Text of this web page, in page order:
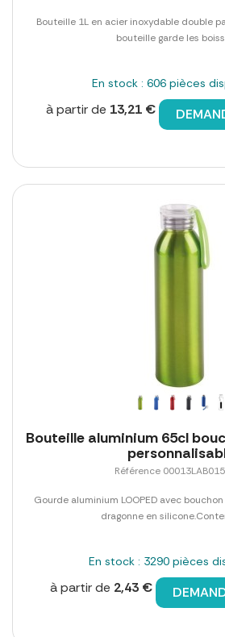
Bouteille 1L en acier inoxydable double
bouteille garde les
En stock : 606 pièces
à partir de 13,21 €
Bouteille aluminium 65cl
Référence
Gourde aluminium LOOPED avec
dragonne en
En stock : 3290 pièces
à partir de 2,43 €